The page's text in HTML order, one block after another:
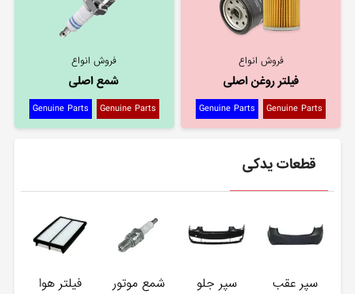
فروش انواع
فیلتر روغن اصلی
Genuine Parts
Genuine Parts
فروش انواع
شمع اصلی
Genuine Parts
Genuine Parts
قطعات یدکی
سپر عقب سپر جلو شمع موتور فیلتر هوا